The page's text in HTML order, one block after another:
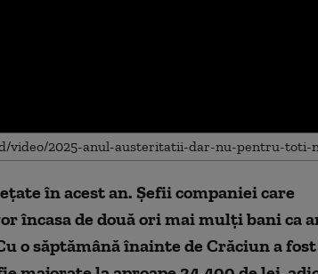
în acest an. Șefii companiei care
încasa de două ori mai mulți bani ca
o săptămână înainte de Crăciun a